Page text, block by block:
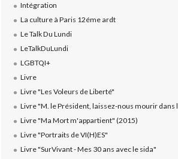
Intégration
La culture à Paris 12éme ardt
Le Talk Du Lundi
LeTalkDuLundi
LGBTQI+
Livre
Livre "Les Voleurs de Liberté"
Livre "M. le Président, laissez-nous mourir dans l
Livre "Ma Mort m'appartient" (2015)
Livre "Portraits de VI(H)ES"
Livre "SurVivant - Mes 30 ans avec le sida"